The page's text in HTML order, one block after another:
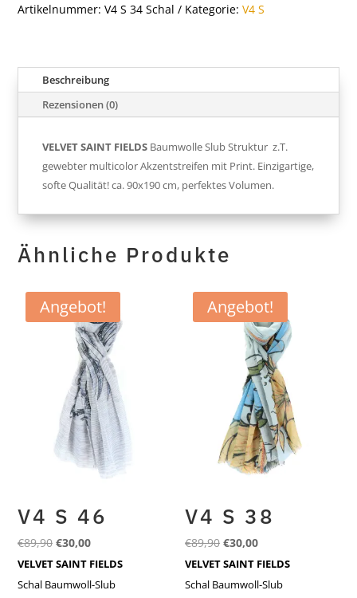
Artikelnummer: V4 S 34 Schal Kategorie: V4 S
Beschreibung
Rezensionen (0)
VELVET SAINT FIELDS Baumwolle Slub Struktur z.T.
gewebter multicolor Akzentstreifen mit Print. Einzigartige,
softe Qualität! ca. 90x190 cm, perfektes Volumen.
Ähnliche Produkte
Angebot!
V4 S 46
€89,90 Ursprünglicher
Preis
war:
€30,00Aktueller
Preis
ist:
VELVET SAINT FIELDS
Schal Baumwoll-Slub
Angebot!
V4 S 38
€89,90 Ursprünglicher
Preis
war:
€30,00Aktueller
Preis
ist:
VELVET SAINT FIELDS
Schal Baumwoll-Slub